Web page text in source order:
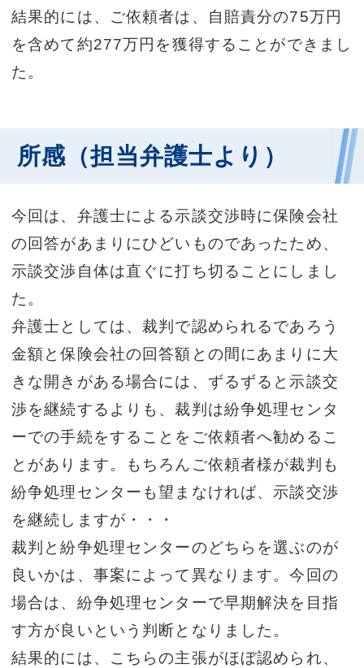
結果的には、ご依頼者は、自賠責分の75万円
を含めて約277万円を獲得することができまし
た。
所感（担当弁護士より）
今回は、弁護士による示談交渉時に保険会社
の回答があまりにひどいものであったため、
示談交渉自体は直ぐに打ち切ることにしまし
た。
弁護士としては、裁判で認められるであろう
金額と保険会社の回答額との間にあまりに大
きな開きがある場合には、ずるずると示談交
渉を継続するよりも、裁判は紛争処理センタ
ーでの手続をすることをご依頼者へ勧めるこ
とがあります。もちろんご依頼者様が裁判も
紛争処理センターも望まなければ、示談交渉
を継続しますが・・・
裁判と紛争処理センターのどちらを選ぶのが
良いかは、事案によって異なります。今回の
場合は、紛争処理センターで早期解決を目指
す方が良いという判断となりました。
結果的には、こちらの主張がほぼ認められ、